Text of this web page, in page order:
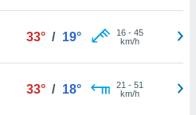
33° / 19° 16- 45
km/h
33° / 18° 21 - 51
km/h